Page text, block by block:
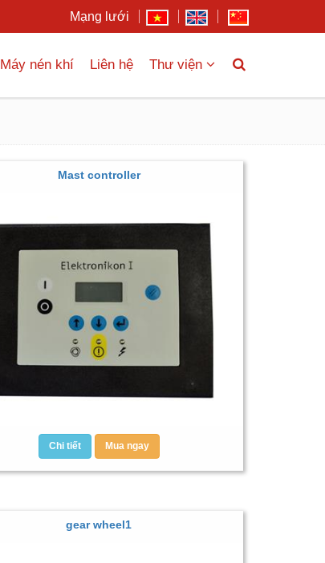
Mạng lưới
Máy nén khí Liên hệ Thư viện
Mast controller
Chi tiết Mua ngay
gear wheel1